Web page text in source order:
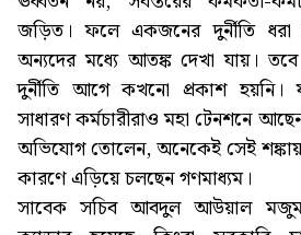
জড়িত। ফলে একজনের দুর্নীতি ধরা
অন্যদের মধ্যে আতঙ্ক দেখা যায়।
দুর্নীতি আগে কখনো প্রকাশ হয়নি।
সাধারণ কর্মচারীরাও মহা টেনশনে
অভিযোগ তোলেন, অনেকেই সেই
কারণে এড়িয়ে চলছেন গণমাধ্যম।
সাবেক সচিব আবদুল আউয়াল